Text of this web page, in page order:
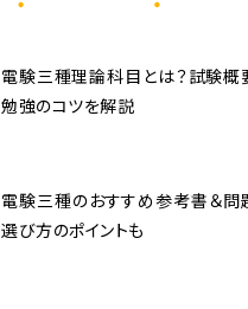
電験三種理論科目とは？試験概
勉強のコツを解説
電験三種のおすすめ参考書＆問
選び方のポイントも